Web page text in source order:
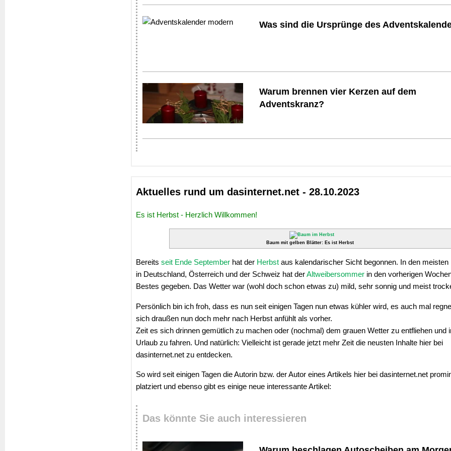
Was sind die Ursprünge des
Warum brennen vier Kerzen auf dem
Adventskranz?
Aktuelles rund um dasinternet.net - 28.10.2023
Es ist Herbst - Herzlich Willkommen!
Baum mit gelben Blätter: Es ist Herbst
Bereits seit Ende September hat der Herbst aus kalendarischer Sicht begonnen. In den meisten
in Deutschland, Österreich und der Schweiz hat derAltweibersommer in den vorherigen
Bestes gegeben. Das Wetter war (wohl doch schon etwas zu) mild, sehr sonnig und meist
Persönlich bin ich froh, dass es nun seit einigen Tagen nun etwas kühler wird, es auch mal
sich draußen nun doch mehr nach Herbst anfühlt als vorher.
Zeit es sich drinnen gemütlich zu machen oder (nochmal) dem grauen Wetter zu entfliehen und
Urlaub zu fahren. Und natürlich: Vielleicht ist gerade jetzt mehr Zeit die neusten Inhalte hier bei
dasinternet.net zu entdecken.
So wird seit einigen Tagen die Autorin bzw. der Autor eines Artikels hier bei dasinternet.net
platziert und ebenso gibt es einige neue interessante Artikel:
Das könnte Sie auch interessieren